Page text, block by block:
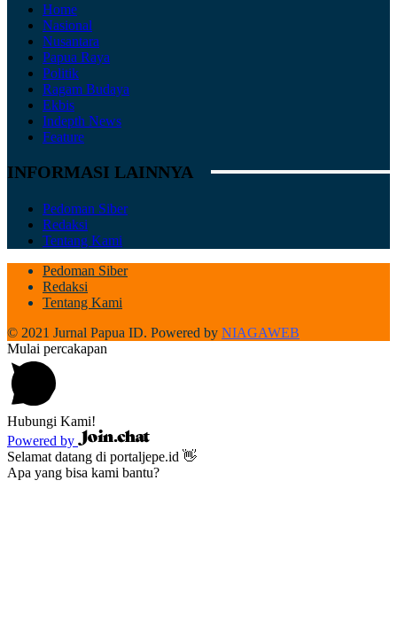
Home
Nasional
Nusantara
Papua Raya
Politik
Ragam Budaya
Ekbis
Indepth News
Feature
INFORMASI LAINNYA
Pedoman Siber
Redaksi
Tentang Kami
Pedoman Siber
Redaksi
Tentang Kami
© 2021 Jurnal Papua ID. Powered by NIAGAWEB
Mulai percakapan
Hubungi Kami!
Powered by
Selamat datang di portaljepe.id 👋
Apa yang bisa kami bantu?